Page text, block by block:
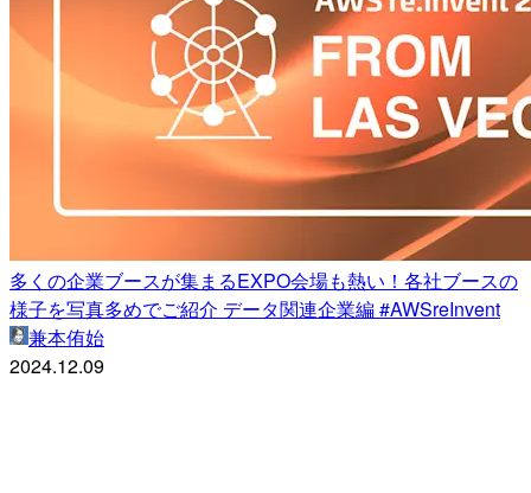
多くの企業ブースが集まるEXPO会場も熱い！各社ブースの
様子を写真多めでご紹介 データ関連企業編 #AWSreInvent
兼本侑始
2024.12.09